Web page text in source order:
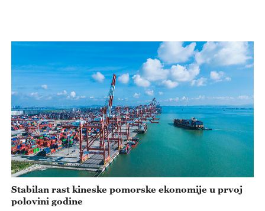
Stabilan rast kineske pomorske ekonomije u prvoj
polovini godine